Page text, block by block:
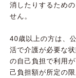
消したりするため
せん。
40歳以上の方は、
活で介護が必要な
の自己負担で利用
己負担額が所定の